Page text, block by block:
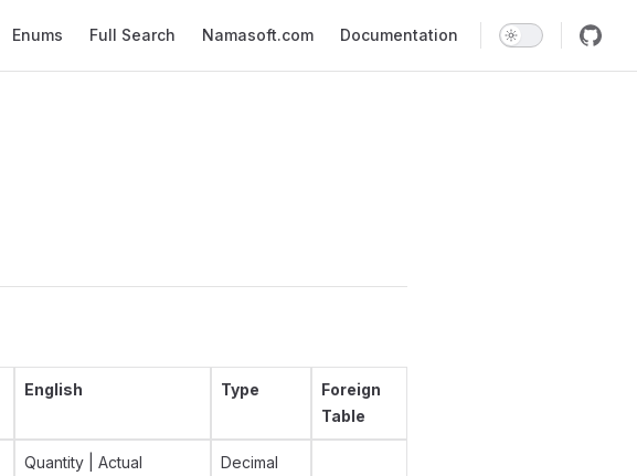
Enums Full Search Namasoft.com Documentation
English Type
Foreign
Table
Quantity | Actual Decimal